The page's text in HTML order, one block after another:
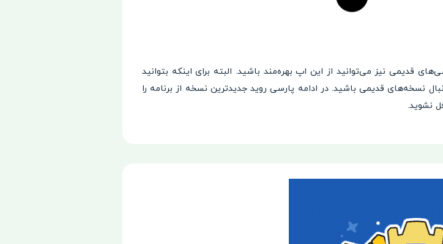
قدیمی نیز می‌توانید از این اپ بهره‌مند باشید. البته برای اینکه بتوانید
نسخه‌های قدیمی باشید. در ادامه پارسی روید جدیدترین نسخه از برنامه را
نشوید.